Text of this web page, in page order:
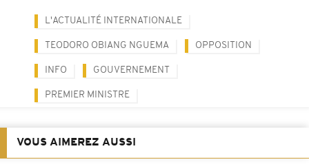
L'ACTUALITÉ INTERNATIONALE
TEODORO OBIANG NGUEMA OPPOSITION
INFO GOUVERNEMENT
PREMIER MINISTRE
VOUS AIMEREZ AUSSI